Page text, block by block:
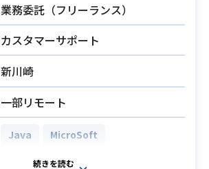
業務委託（フリーランス）
カスタマーサポート
新川崎
一部リモート
Java MicroSoft